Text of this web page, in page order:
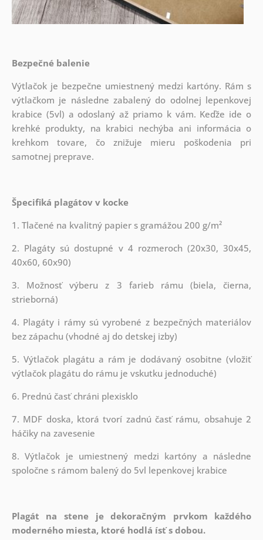
Bezpečné balenie
Výtlačok je bezpečne umiestnený medzi kartóny. Rám s
výtlačkom je následne zabalený do odolnej lepenkovej
krabice (5vl) a odoslaný až priamo k vám. Keďže ide o
krehké produkty, na krabici nechýba ani informácia o
krehkom tovare, čo znižuje mieru poškodenia pri
samotnej preprave.
Špecifiká plagátov v kocke
1. Tlačené na kvalitný papier s gramážou 200 g/m²
2. Plagáty sú dostupné v 4 rozmeroch (20x30, 30x45,
40x60, 60x90)
3. Možnosť výberu z 3 farieb rámu (biela, čierna,
strieborná)
4. Plagáty i rámy sú vyrobené z bezpečných materiálov
bez zápachu (vhodné aj do detskej izby)
5. Výtlačok plagátu a rám je dodávaný osobitne (vložiť
výtlačok plagátu do rámu je vskutku jednoduché)
6. Prednú časť chráni plexisklo
7. MDF doska, ktorá tvorí zadnú časť rámu, obsahuje 2
háčiky na zavesenie
8. Výtlačok je umiestnený medzi kartóny a následne
spoločne s rámom balený do 5vl lepenkovej krabice
Plagát na stene je dekoračným prvkom každého
moderného miesta, ktoré hodlá ísť s dobou.